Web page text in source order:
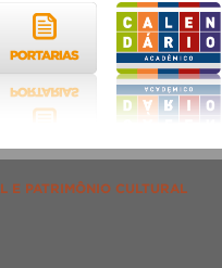
E PATRIMÔNIO CULTURAL